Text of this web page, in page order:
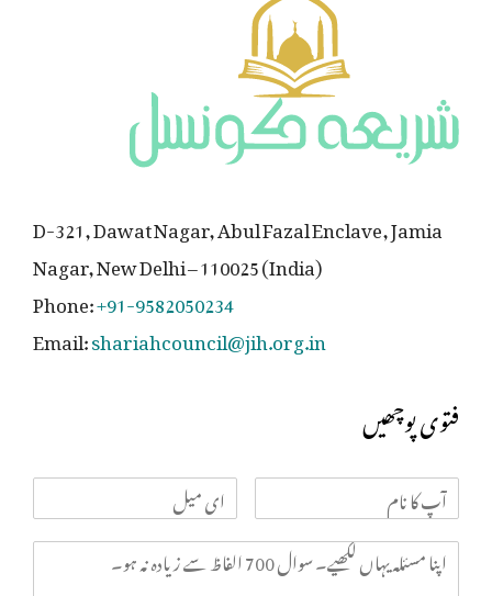
D-321, Dawat Nagar, Abul Fazal Enclave, Jamia
Nagar, New Delhi – 110025 (India)
Phone:+91-9582050234
Email:shariahcouncil@jih.org.in
فتوی پوچھیں